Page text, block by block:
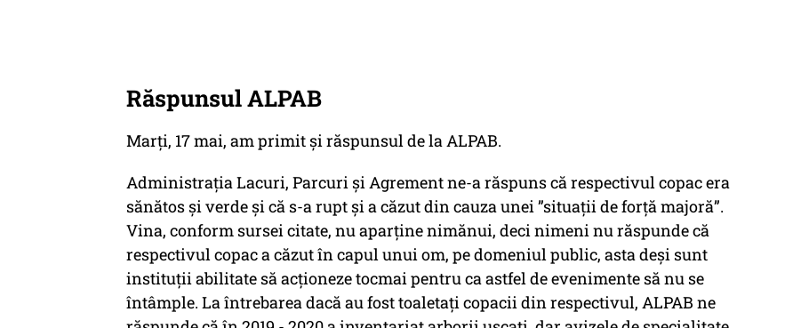
Răspunsul ALPAB
Marți, 17 mai, am primit și răspunsul de la ALPAB.
Administrația Lacuri, Parcuri și Agrement ne-a răspuns că respectivul copac era
sănătos și verde și că s-a rupt și a căzut din cauza unei ”situații de forță majoră”.
Vina, conform sursei citate, nu aparține nimănui, deci nimeni nu răspunde că
respectivul copac a căzut în capul unui om, pe domeniul public, asta deși sunt
instituții abilitate să acționeze tocmai pentru ca astfel de evenimente să nu se
întâmple. La întrebarea dacă au fost toaletați copacii din respectivul, ALPAB ne